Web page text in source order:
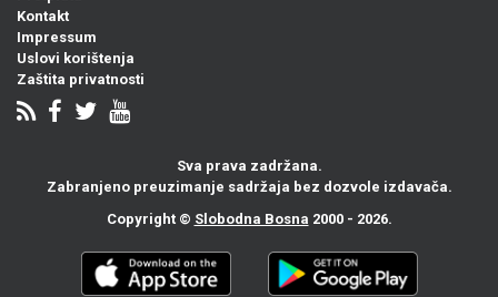
Kontakt
Impressum
Uslovi korištenja
Zaštita privatnosti
Sva prava zadržana.
Zabranjeno preuzimanje sadržaja bez dozvole izdavača.
Copyright © Slobodna Bosna 2000 - 2026.